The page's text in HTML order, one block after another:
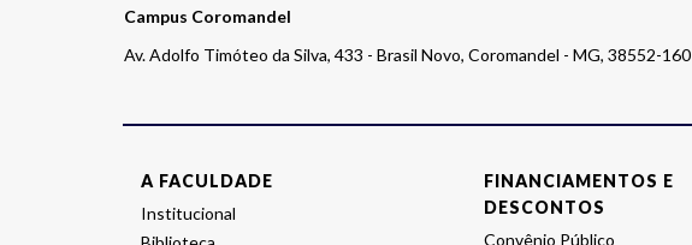
Campus Coromandel
Av. Adolfo Timóteo da Silva, 433 - Brasil Novo, Coromandel - MG, 38552-160
A FACULDADE
Institucional
FINANCIAMENTOS E
DESCONTOS
Convênio Público